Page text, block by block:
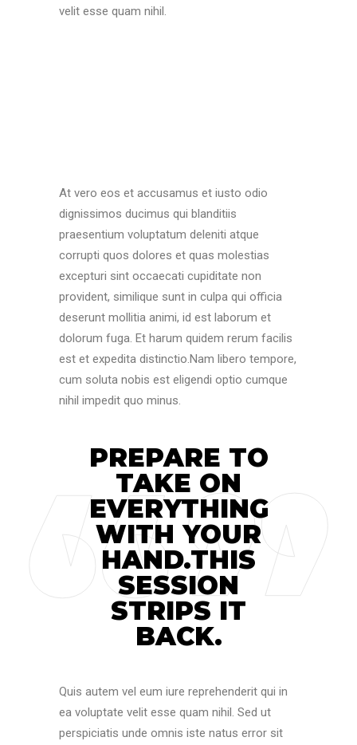
velit esse quam nihil.
At vero eos et accusamus et iusto odio
dignissimos ducimus qui blanditiis
praesentium voluptatum deleniti atque
corrupti quos dolores et quas molestias
excepturi sint occaecati cupiditate non
provident, similique sunt in culpa qui officia
deserunt mollitia animi, id est laborum et
dolorum fuga. Et harum quidem rerum facilis
est et expedita distinctio.Nam libero tempore,
cum soluta nobis est eligendi optio cumque
nihil impedit quo minus.
PREPARE TO
TAKE ON
EVERYTHING
WITH YOUR
HAND.THIS
SESSION
STRIPS IT
BACK.
Quis autem vel eum iure reprehenderit qui in
ea voluptate velit esse quam nihil. Sed ut
perspiciatis unde omnis iste natus error sit